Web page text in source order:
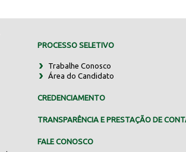
PROCESSO SELETIVO
Trabalhe Conosco
Área do Candidato
CREDENCIAMENTO
TRANSPARÊNCIA E PRESTAÇÃO DE
FALE CONOSCO